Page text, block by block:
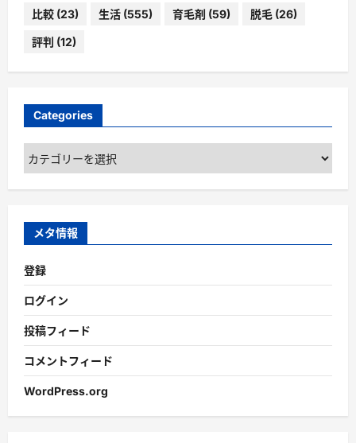
比較 (23) 生活 (555) 育毛剤 (59) 脱毛 (26)
評判 (12)
Categories
Categories
メタ情報
登録
ログイン
投稿フィード
コメントフィード
WordPress.org